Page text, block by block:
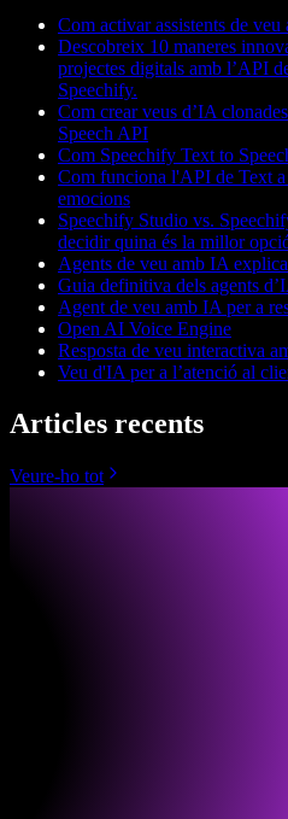
Com activar assistents de veu
Descobreix 10 maneres
projectes digitals amb l’API
Speechify.
Com crear veus d’IA
Speech API
Com Speechify Text to
Com funciona l'API de Text
emocions
Speechify Studio vs.
decidir quina és la millor
Agents de veu amb IA
Guia definitiva dels agents
Agent de veu amb IA per a
Open AI Voice Engine
Resposta de veu interactiva
Veu d'IA per a l’atenció al
Articles recents
Veure-ho tot